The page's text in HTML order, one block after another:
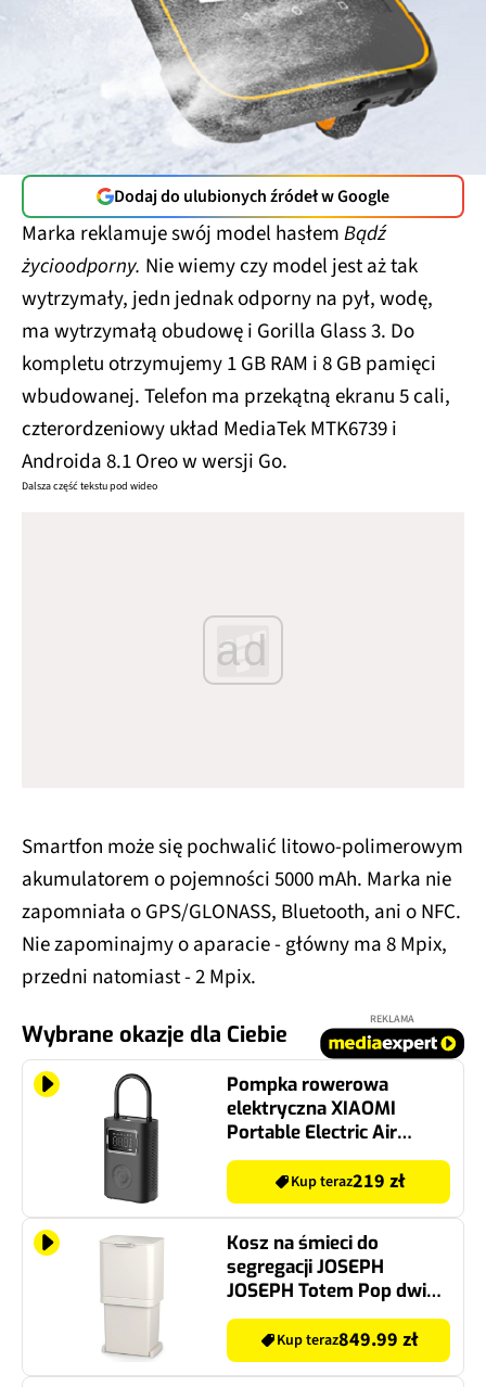
Dodaj do ulubionych źródeł w Google
Marka reklamuje swój model hasłemBądź
życioodporny. Nie wiemy czy model jest aż tak
wytrzymały, jedn jednak odporny na pył, wodę,
ma wytrzymałą obudowę i Gorilla Glass 3. Do
kompletu otrzymujemy 1 GB RAM i 8 GB pamięci
wbudowanej. Telefon ma przekątną ekranu 5 cali,
czterordzeniowy układ MediaTek MTK6739 i
Androida 8.1 Oreo w wersji Go.
Dalsza część tekstu pod wideo
ad
Smartfon może się pochwalić litowo-polimerowym
akumulatorem o pojemności 5000 mAh. Marka nie
zapomniała o GPS/GLONASS, Bluetooth, ani o NFC.
Nie zapominajmy o aparacie - główny ma 8 Mpix,
przedni natomiast - 2 Mpix.
Wybrane okazje dla Ciebie
REKLAMA
Pompka rowerowa
elektryczna XIAOMI
Portable Electric Air
Compressor 2 Pro 58522
z manometrem
Kup teraz219 zł
Kosz na śmieci do
segregacji JOSEPH
JOSEPH Totem Pop dwie
komory, filtr
pochłaniający zapachy
40L Kremowy
Kup teraz849.99 zł